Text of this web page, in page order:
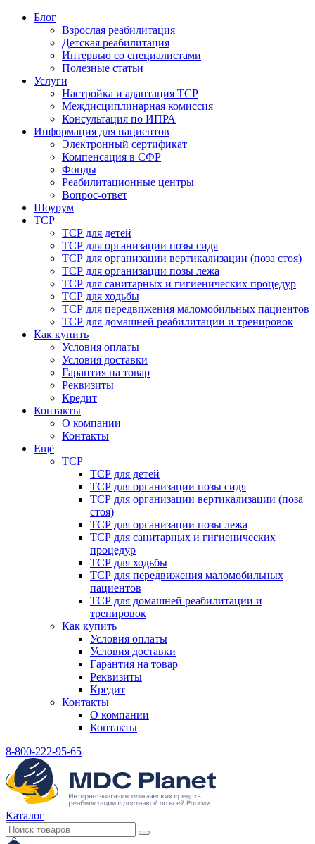
Блог
Взрослая реабилитация
Детская реабилитация
Интервью со специалистами
Полезные статьи
Услуги
Настройка и адаптация ТСР
Междисциплинарная комиссия
Консультация по ИПРА
Информация для пациентов
Электронный сертификат
Компенсация в СФР
Фонды
Реабилитационные центры
Вопрос-ответ
Шоурум
ТСР
ТСР для детей
ТСР для организации позы сидя
ТСР для организации вертикализации (поза стоя)
ТСР для организации позы лежа
ТСР для санитарных и гигиенических процедур
ТСР для ходьбы
ТСР для передвижения маломобильных пациентов
ТСР для домашней реабилитации и тренировок
Как купить
Условия оплаты
Условия доставки
Гарантия на товар
Реквизиты
Кредит
Контакты
О компании
Контакты
Ещё
ТСР
ТСР для детей
ТСР для организации позы сидя
ТСР для организации вертикализации (поза
стоя)
ТСР для организации позы лежа
ТСР для санитарных и гигиенических
процедур
ТСР для ходьбы
ТСР для передвижения маломобильных
пациентов
ТСР для домашней реабилитации и
тренировок
Как купить
Условия оплаты
Условия доставки
Гарантия на товар
Реквизиты
Кредит
Контакты
О компании
Контакты
8-800-222-95-65
Каталог